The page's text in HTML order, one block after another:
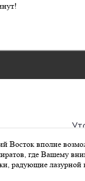
Восток вполне
где Вашему
радующие